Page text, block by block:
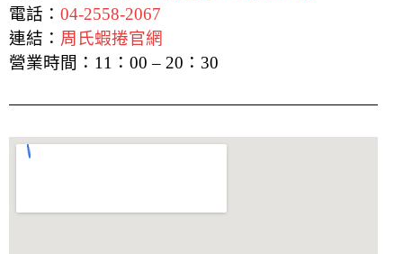
電話： 04-2558-2067
連結： 周氏蝦捲官網
營業時間： 11：00 – 20：30